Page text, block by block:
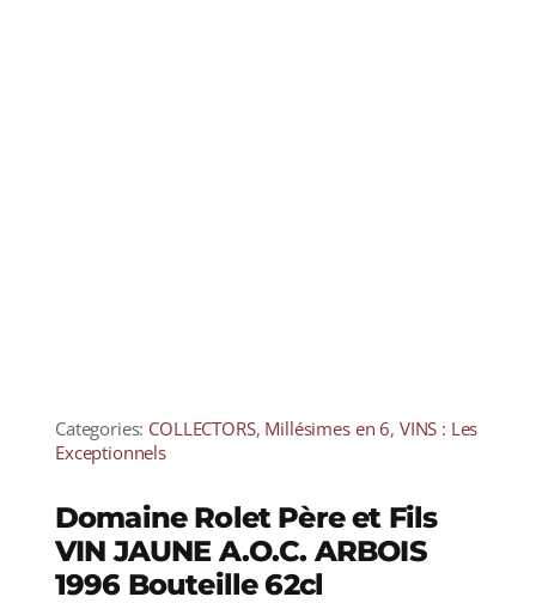
Categories: COLLECTORS, Millésimes en 6, VINS : Les
Exceptionnels
Domaine Rolet Père et Fils
VIN JAUNE A.O.C. ARBOIS
1996 Bouteille 62cl